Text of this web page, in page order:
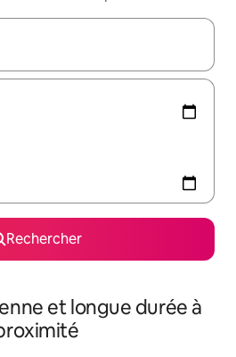
utilisez les flèches vers le
Rechercher
et longue durée à